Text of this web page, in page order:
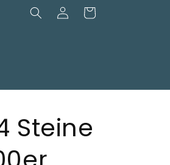
EinloggenWarenkorb
Steine